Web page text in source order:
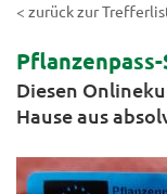
< zurück zur
Diesen
Hause aus